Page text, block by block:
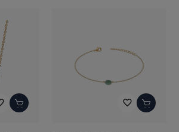
favorite_border